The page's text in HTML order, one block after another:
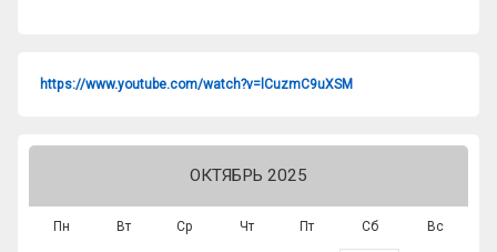
https://www.youtube.com/watch?v=lCuzmC9uXSM
ОКТЯБРЬ 2025
Пн Вт Ср Чт Пт Сб Вс